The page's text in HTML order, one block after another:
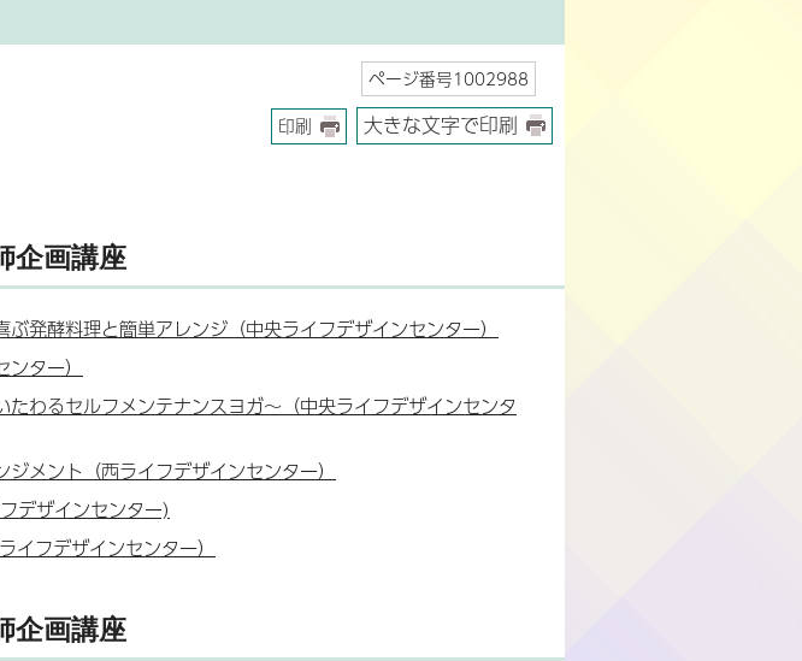
ページ番号1002988
印刷
大きな文字で印刷
企画講座
発酵料理と簡単アレンジ（中央ライフデザインセンター）
ター）
わるセルフメンテナンスヨガ～（中央ライフデザインセンタ
メント（西ライフデザインセンター）
デザインセンター)
フデザインセンター）
企画講座